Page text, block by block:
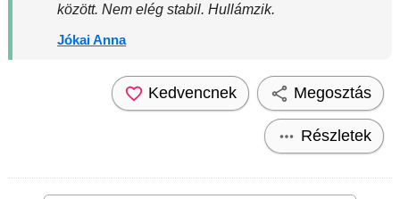
között. Nem elég stabil. Hullámzik.
Jókai Anna
Kedvencnek Megosztás
Részletek